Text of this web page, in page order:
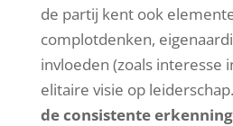
de partij kent ook
complotdenken,
invloeden (zoals interesse
elitaire visie op
de consistente